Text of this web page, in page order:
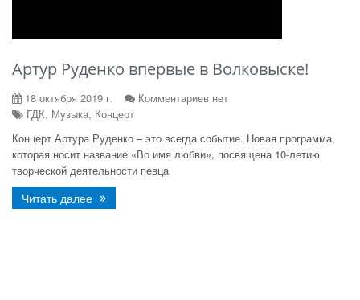
Артур Руденко впервые в Волковыске!
18 октября 2019 г.
Комментариев нет
ГДК, Музыка, Концерт
Концерт Артура Руденко – это всегда событие. Новая программа,
которая носит название «Во имя любви», посвящена 10-летию
творческой деятельности певца
Читать далее